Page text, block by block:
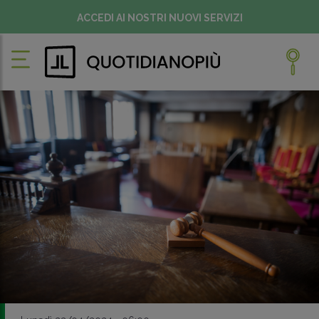
ACCEDI AI NOSTRI NUOVI SERVIZI